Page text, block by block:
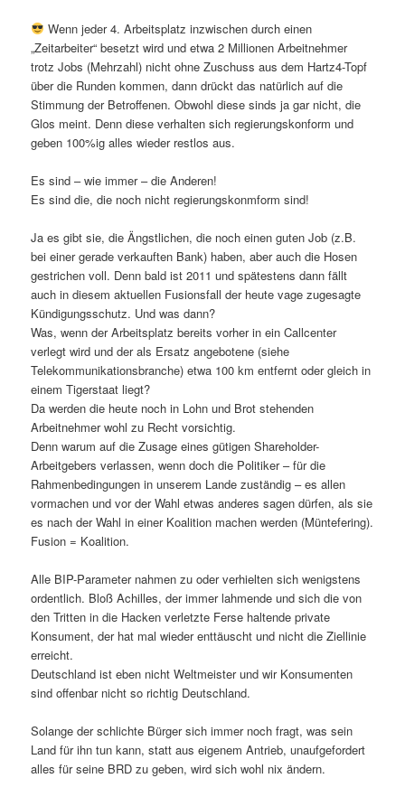
Wenn jeder 4. Arbeitsplatz inzwischen durch einen
„Zeitarbeiter“ besetzt wird und etwa 2 Millionen Arbeitnehmer
trotz Jobs (Mehrzahl) nicht ohne Zuschuss aus dem Hartz4-Topf
über die Runden kommen, dann drückt das natürlich auf die
Stimmung der Betroffenen. Obwohl diese sinds ja gar nicht, die
Glos meint. Denn diese verhalten sich regierungskonform und
geben 100%ig alles wieder restlos aus.
Es sind – wie immer – die Anderen!
Es sind die, die noch nicht regierungskonmform sind!
Ja es gibt sie, die Ängstlichen, die noch einen guten Job (z.B.
bei einer gerade verkauften Bank) haben, aber auch die Hosen
gestrichen voll. Denn bald ist 2011 und spätestens dann fällt
auch in diesem aktuellen Fusionsfall der heute vage zugesagte
Kündigungsschutz. Und was dann?
Was, wenn der Arbeitsplatz bereits vorher in ein Callcenter
verlegt wird und der als Ersatz angebotene (siehe
Telekommunikationsbranche) etwa 100 km entfernt oder gleich in
einem Tigerstaat liegt?
Da werden die heute noch in Lohn und Brot stehenden
Arbeitnehmer wohl zu Recht vorsichtig.
Denn warum auf die Zusage eines gütigen Shareholder-
Arbeitgebers verlassen, wenn doch die Politiker – für die
Rahmenbedingungen in unserem Lande zuständig – es allen
vormachen und vor der Wahl etwas anderes sagen dürfen, als sie
es nach der Wahl in einer Koalition machen werden (Müntefering).
Fusion = Koalition.
Alle BIP-Parameter nahmen zu oder verhielten sich wenigstens
ordentlich. Bloß Achilles, der immer lahmende und sich die von
den Tritten in die Hacken verletzte Ferse haltende private
Konsument, der hat mal wieder enttäuscht und nicht die Ziellinie
erreicht.
Deutschland ist eben nicht Weltmeister und wir Konsumenten
sind offenbar nicht so richtig Deutschland.
Solange der schlichte Bürger sich immer noch fragt, was sein
Land für ihn tun kann, statt aus eigenem Antrieb, unaufgefordert
alles für seine BRD zu geben, wird sich wohl nix ändern.